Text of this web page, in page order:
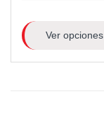
Ver opciones